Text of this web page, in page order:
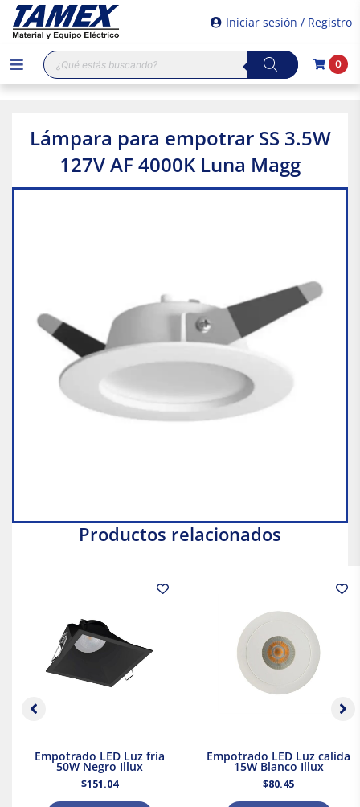
Iniciar sesión / Registro
Búsqueda
de
productos
0
Lámpara para empotrar SS 3.5W
127V AF 4000K Luna Magg
Productos relacionados
Empotrado LED Luz fria
50W Negro Illux
$151.04
Empotrado LED Luz calida
15W Blanco Illux
$80.45